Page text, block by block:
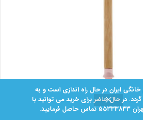
ایران در حال راه اندازی است و به
در حال حاضر برای خرید می توانید با
فرمایید.